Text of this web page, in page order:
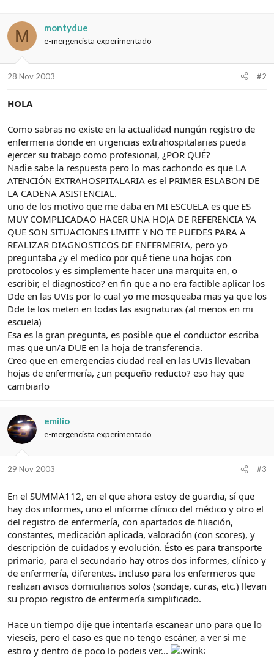
M montydue
e-mergencista experimentado
28 Nov 2003 #2
HOLA
Como sabras no existe en la actualidad nungún registro de
enfermeria donde en urgencias extrahospitalarias pueda
ejercer su trabajo como profesional, ¿POR QUÉ?
Nadie sabe la respuesta pero lo mas cachondo es que LA
ATENCIÓN EXTRAHOSPITALARIA es el PRIMER ESLABON DE
LA CADENA ASISTENCIAL.
uno de los motivo que me daba en MI ESCUELA es que ES
MUY COMPLICADAO HACER UNA HOJA DE REFERENCIA YA
QUE SON SITUACIONES LIMITE Y NO TE PUEDES PARA A
REALIZAR DIAGNOSTICOS DE ENFERMERIA, pero yo
preguntaba ¿y el medico por qué tiene una hojas con
protocolos y es simplemente hacer una marquita en, o
escribir, el diagnostico? en fin que a no era factible aplicar los
Dde en las UVIs por lo cual yo me mosqueaba mas ya que los
Dde te los meten en todas las asignaturas (al menos en mi
escuela)
Esa es la gran pregunta, es posible que el conductor escriba
mas que un/a DUE en la hoja de transferencia.
Creo que en emergencias ciudad real en las UVIs llevaban
hojas de enfermería, ¿un pequeño reducto? eso hay que
cambiarlo
emilio
e-mergencista experimentado
29 Nov 2003 #3
En el SUMMA112, en el que ahora estoy de guardia, sí que
hay dos informes, uno el informe clínico del médico y otro el
del registro de enfermería, con apartados de filiación,
constantes, medicación aplicada, valoración (con scores), y
descripción de cuidados y evolución. Ésto es para transporte
primario, para el secundario hay otros dos informes, clínico y
de enfermería, diferentes. Incluso para los enfermeros que
realizan avisos domiciliarios solos (sondaje, curas, etc.) llevan
su propio registro de enfermería simplificado.
Hace un tiempo dije que intentaría escanear uno para que lo
vieseis, pero el caso es que no tengo escáner, a ver si me
estiro y dentro de poco lo podeis ver...